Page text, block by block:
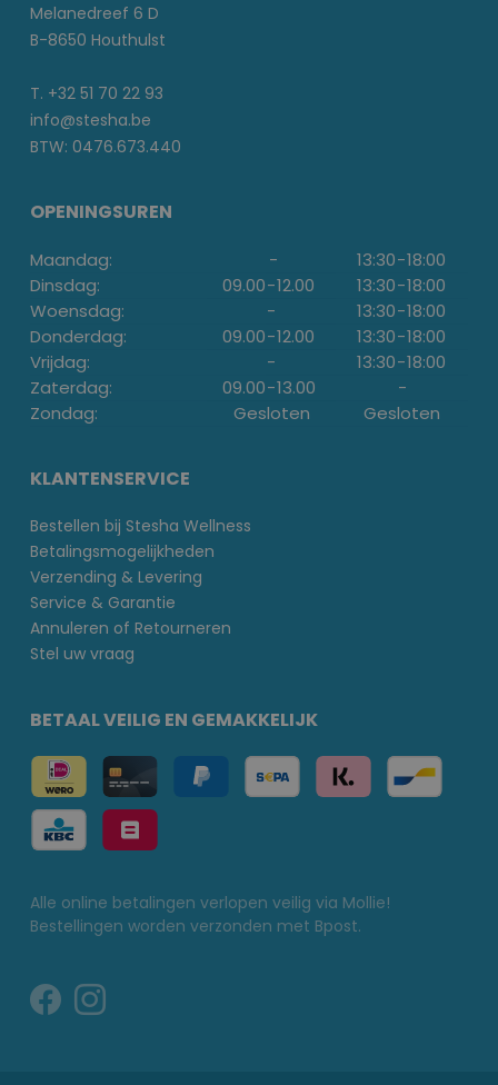
Melanedreef 6 D
B-8650 Houthulst
T. +32 51 70 22 93
info@stesha.be
BTW: 0476.673.440
OPENINGSUREN
Maandag: - 13:30-18:00
Dinsdag:
09.00-12.00 13:30-18:00
Woensdag:
- 13:30-18:00
Donderdag:
09.00-12.00 13:30-18:00
Vrijdag:
- 13:30-18:00
Zaterdag:
09.00-13.00
-
Zondag:
Gesloten Gesloten
KLANTENSERVICE
Bestellen bij Stesha Wellness
Betalingsmogelijkheden
Verzending & Levering
Service & Garantie
Annuleren of Retourneren
Stel uw vraag
BETAAL VEILIG EN GEMAKKELIJK
Alle online betalingen verlopen veilig via Mollie!
Bestellingen worden verzonden met Bpost.